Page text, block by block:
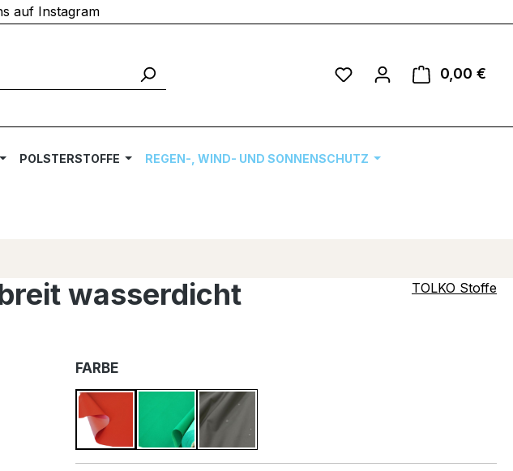
auf Instagram
Du hast 0 Produkte auf
0,00 €
POLSTERSTOFFE REGEN-, WIND- UND SONNENSCHUTZ
wasserdicht TOLKO Stoffe
FARBEAUSWÄHLEN
Rot Smaragd GrünAnthrazit